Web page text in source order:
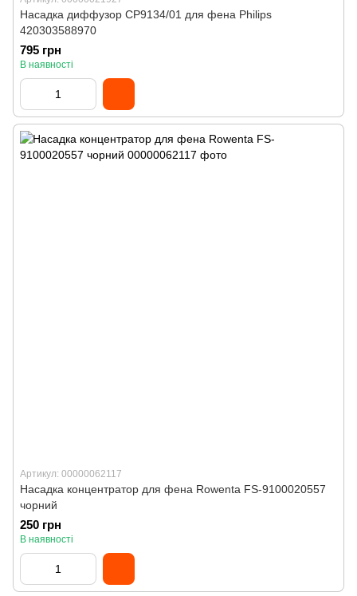
Насадка диффузор CP9134/01 для фена Philips
420303588970
795 грн
В наявності
Артикул: 00000062117
Насадка концентратор для фена Rowenta FS-9100020557
чорний
250 грн
В наявності